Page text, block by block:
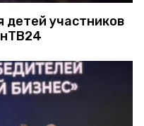
детей участников